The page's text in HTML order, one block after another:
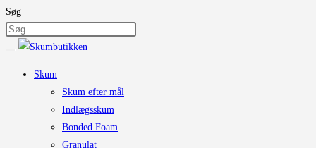
Søg
Skum
Skum efter mål
Indlægsskum
Bonded Foam
Granulat